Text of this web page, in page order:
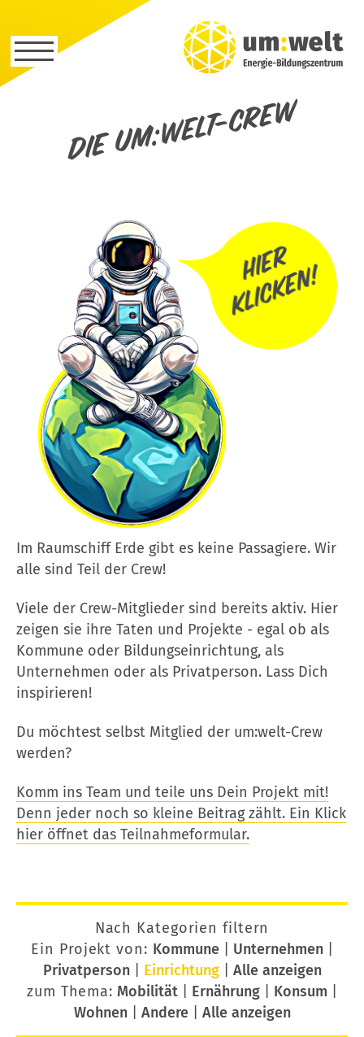
Die um:welt-Crew
Im Raumschiff Erde gibt es keine Passagiere. Wir
alle sind Teil der Crew!
Viele der Crew-Mitglieder sind bereits aktiv. Hier
zeigen sie ihre Taten und Projekte - egal ob als
Kommune oder Bildungseinrichtung, als
Unternehmen oder als Privatperson. Lass Dich
inspirieren!
Du möchtest selbst Mitglied der um:welt-Crew
werden?
Komm ins Team und teile uns Dein Projekt mit!
Denn jeder noch so kleine Beitrag zählt. Ein Klick
hier öffnet das Teilnahmeformular.
Nach Kategorien filtern
Ein Projekt von: Kommune| Unternehmen|
Privatperson| Einrichtung| Alle anzeigen
zum Thema: Mobilität Ernährung Konsum
Wohnen| Andere| Alle anzeigen